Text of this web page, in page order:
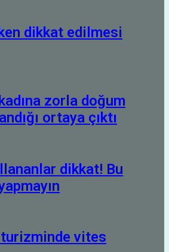
dikkat edilmesi
zorla doğum
ortaya çıktı
dikkat! Bu
vites